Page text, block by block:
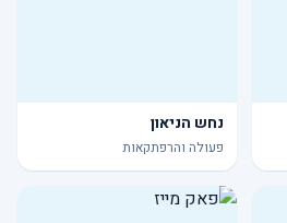
נחש הניאון
פעולה והרפתקאות